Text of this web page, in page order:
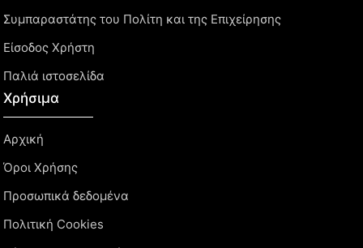
Συμπαραστάτης του Πολίτη και της Επιχείρησης
Είσοδος Χρήστη
Παλιά ιστοσελίδα
Χρήσιμα
Αρχική
Όροι Χρήσης
Προσωπικά δεδομένα
Πολιτική Cookies